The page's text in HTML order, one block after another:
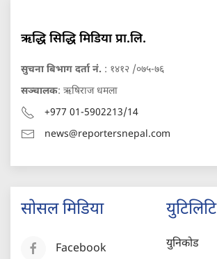
ऋद्धि सिद्धि मिडिया प्रा.लि.
सुचना बिभाग दर्ता नं. : १४१२ /०७५-७६
सञ्चालक: ऋषिराज धमला
+977 01-5902213/14
news@reportersnepal.com
सोसल मिडिया
Facebook
युटिलिटि
युनिकोड